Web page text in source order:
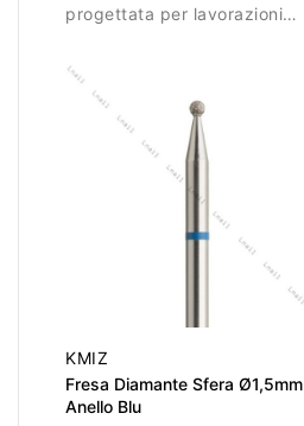
progettata per lavorazioni
KMIZ
Fresa Diamante Sfera Ø1,5mm
Anello Blu